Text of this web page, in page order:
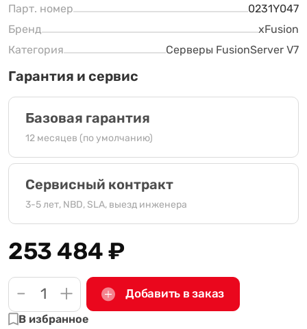
Парт. номер
0231Y047
Бренд
xFusion
Категория
Серверы FusionServer V7
Гарантия и сервис
Базовая гарантия
12 месяцев (по умолчанию)
Сервисный контракт
3-5 лет, NBD, SLA, выезд инженера
253 484₽
- + Добавить в заказ
В избранное